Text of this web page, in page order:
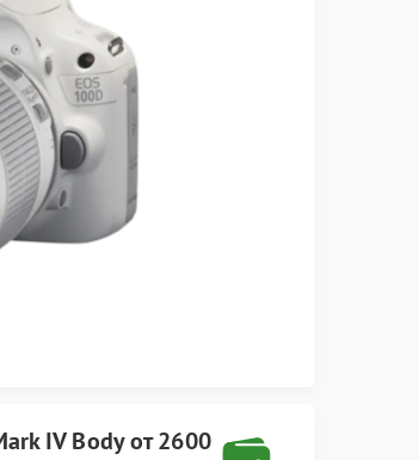
IV Bodyот2600